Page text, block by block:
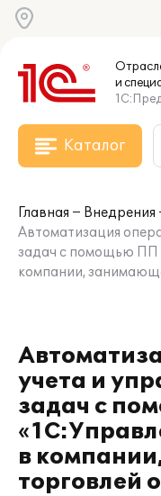
и
Каталог
Главная
Внедрения
Автоматизация
задач с помощью ПП
компании,
учета и
задач с
в
торговлей